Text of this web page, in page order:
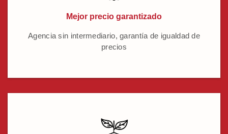
Mejor precio garantizado
Agencia sin intermediario, garantía de igualdad de
precios